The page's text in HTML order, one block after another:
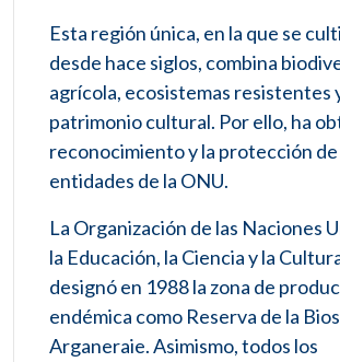
Esta región única, en la que se
desde hace siglos, combina
agrícola, ecosistemas resistentes
patrimonio cultural. Por ello, ha
reconocimiento y la protección de
entidades de la ONU.
La Organización de las Naciones
la Educación, la Ciencia y la
designó en 1988 la zona de
endémica como Reserva de la
Arganeraie. Asimismo, todos los